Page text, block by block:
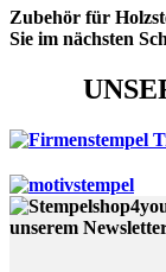
Zubehör für
Sie im nächsten